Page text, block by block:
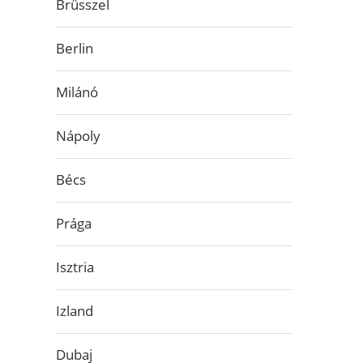
Brüsszel
Berlin
Milánó
Nápoly
Bécs
Prága
Isztria
Izland
Dubaj